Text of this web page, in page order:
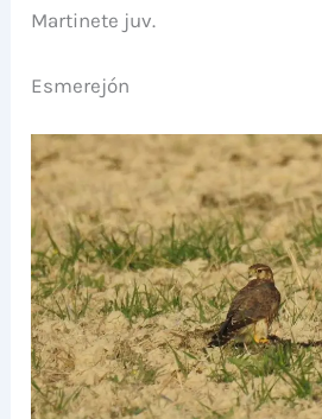
Martinete juv.
Esmerejón